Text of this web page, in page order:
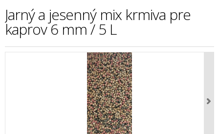
Jarný a jesenný mix krmiva pre
kaprov 6 mm / 5 L